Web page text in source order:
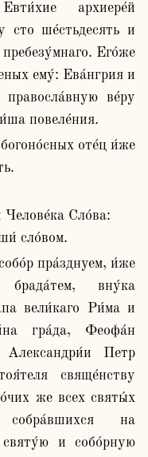
архиере́й
сто ше́стьдесять и
Его́же
ему́: Ева́нгрия и
ве́ру
повеле́ния.
Челове́ка Сло́ва:
сло́вом.
вну́ка
вели́каго Ри́ма и
гра́да, Феофа́н
Александри́и Петр
свяще́нству
же всех святы́х
на
и собо́рную